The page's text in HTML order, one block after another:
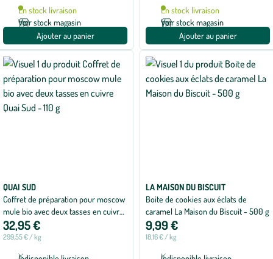
En stock livraison
Voir stock magasin
Ajouter au panier
En stock livraison
Voir stock magasin
Ajouter au panier
QUAI SUD
Coffret de préparation pour moscow
mule bio avec deux tasses en cuivre
Quai Sud - 110 g
32,95 €
299,55 € / kg
LA MAISON DU BISCUIT
Boite de cookies aux éclats de
caramel La Maison du Biscuit - 500 g
9,99 €
18,16 € / kg